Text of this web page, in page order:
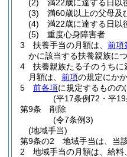
(2)
満22歳に達する日以
(3)
満60歳以上の父母及
(4)
満22歳に達する日以
(5)
重度心身障害者
3
扶養手当の月額は、 前項
かに該当する扶養親族に
4
扶養親族たる子のうち
月額は、 前項の規定にか
5
前各項に規定するものの
(平17条例72・平
第9条
削除
(令7条例3)
(地域手当)
第9条の2
地域手当は、当
2
地域手当の月額は、給料